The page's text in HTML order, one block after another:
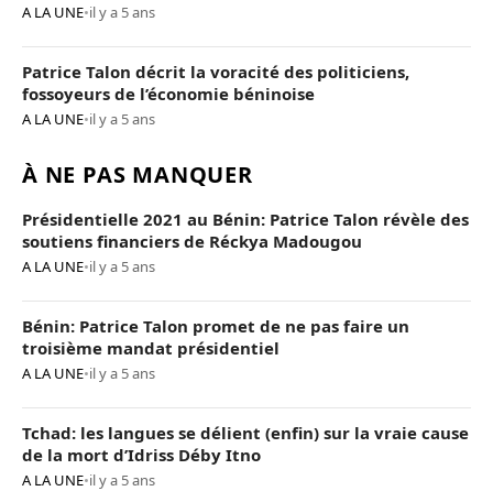
A LA UNE•il y a 5 ans
Patrice Talon décrit la voracité des politiciens,
fossoyeurs de l’économie béninoise
A LA UNE•il y a 5 ans
À NE PAS MANQUER
Présidentielle 2021 au Bénin: Patrice Talon révèle des
soutiens financiers de Réckya Madougou
A LA UNE•il y a 5 ans
Bénin: Patrice Talon promet de ne pas faire un
troisième mandat présidentiel
A LA UNE•il y a 5 ans
Tchad: les langues se délient (enfin) sur la vraie cause
de la mort d’Idriss Déby Itno
A LA UNE•il y a 5 ans